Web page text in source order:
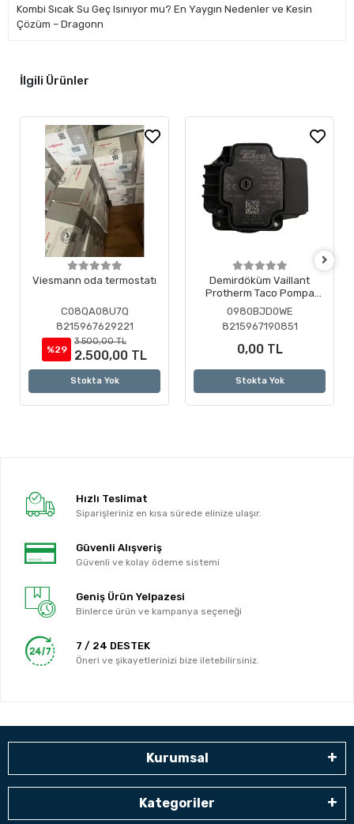
Kombi Sıcak Su Geç Isınıyor mu? En Yaygın Nedenler ve Kesin
Çözüm – Dragonn
İlgili Ürünler
Viesmann oda termostatı
C08QA08U7Q
8215967629221
%29
3.500,00 TL
2.500,00 TL
Stokta Yok
Demirdöküm Vaillant
Protherm Taco Pompa
Motoru ( Revizyonlu )
0980BJD0WE
8215967190851
0,00 TL
Stokta Yok
Hızlı Teslimat
Siparişleriniz en kısa sürede elinize ulaşır.
Güvenli Alışveriş
Güvenli ve kolay ödeme sistemi
Geniş Ürün Yelpazesi
Binlerce ürün ve kampanya seçeneği
7 / 24 DESTEK
Öneri ve şikayetlerinizi bize iletebilirsiniz.
Kurumsal
Kategoriler